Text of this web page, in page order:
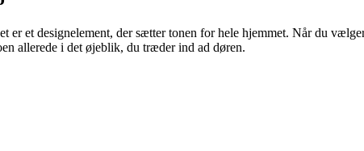
er et designelement, der sætter tonen for hele hjemmet. Når du
allerede i det øjeblik, du træder ind ad døren.